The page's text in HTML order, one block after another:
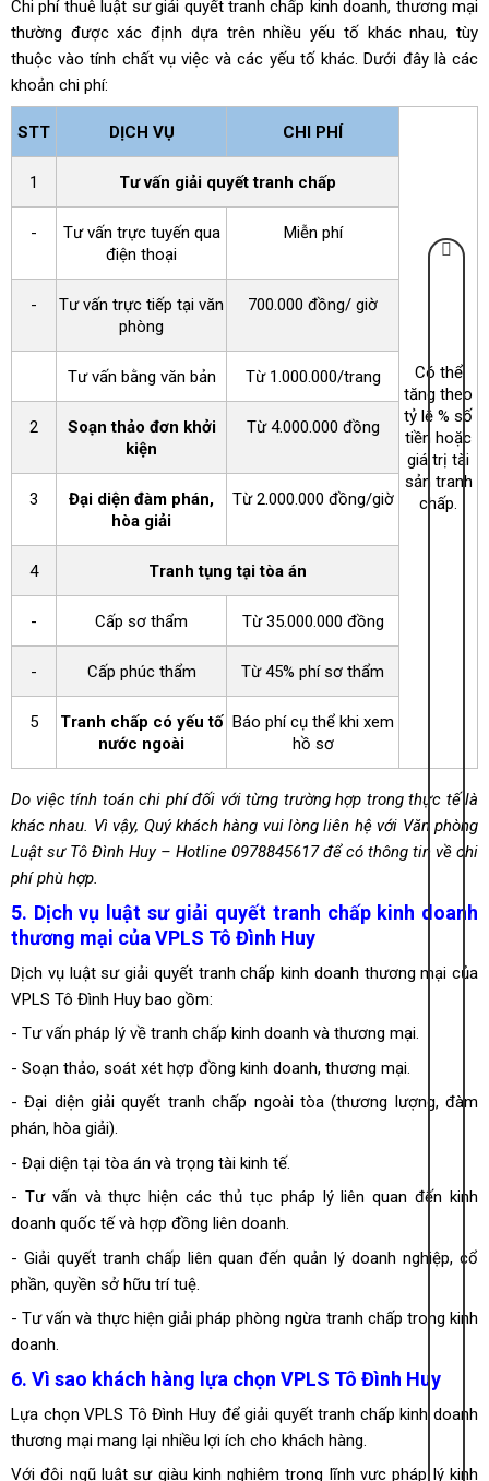
Chi phí thuê luật sư giải quyết tranh chấp kinh doanh, thương mại
thường được xác định dựa trên nhiều yếu tố khác nhau, tùy
thuộc vào tính chất vụ việc và các yếu tố khác. Dưới đây là các
khoản chi phí:
STT DỊCH VỤ CHI PHÍ
Có thể
tăng theo
tỷ lệ % số
tiền hoặc
giá trị tài
sản tranh
chấp.
1 Tư vấn giải quyết tranh chấp
-
Tư vấn trực tuyến qua
điện thoại
Miễn phí
-
Tư vấn trực tiếp tại văn
phòng
700.000 đồng/ giờ
Tư vấn bằng văn bản Từ 1.000.000/trang
2
Soạn thảo đơn khởi
kiện
Từ 4.000.000 đồng
3
Đại diện đàm phán,
hòa giải
Từ 2.000.000 đồng/giờ
4 Tranh tụng tại tòa án
- Cấp sơ thẩm Từ 35.000.000 đồng
- Cấp phúc thẩm Từ 45% phí sơ thẩm
5
Tranh chấp có yếu tố
nước ngoài
Báo phí cụ thể khi xem
hồ sơ
Do việc tính toán chi phí đối với từng trường hợp trong thực tế là
khác nhau. Vì vậy, Quý khách hàng vui lòng liên hệ với Văn phòng
Luật sư Tô Đình Huy – Hotline 0978845617 để có thông tin về chi
phí phù hợp.
5. Dịch vụ luật sư giải quyết tranh chấp kinh doanh
thương mại của VPLS Tô Đình Huy
Dịch vụ luật sư giải quyết tranh chấp kinh doanh thương mại của
VPLS Tô Đình Huy bao gồm:
- Tư vấn pháp lý về tranh chấp kinh doanh và thương mại.
- Soạn thảo, soát xét hợp đồng kinh doanh, thương mại.
- Đại diện giải quyết tranh chấp ngoài tòa (thương lượng, đàm
phán, hòa giải).
- Đại diện tại tòa án và trọng tài kinh tế.
- Tư vấn và thực hiện các thủ tục pháp lý liên quan đến kinh
doanh quốc tế và hợp đồng liên doanh.
- Giải quyết tranh chấp liên quan đến quản lý doanh nghiệp, cổ
phần, quyền sở hữu trí tuệ.
-Tư vấn và thực hiện giải pháp phòng ngừa tranh chấp trong kinh
doanh.
6. Vì sao khách hàng lựa chọn VPLS Tô Đình Huy
Lựa chọn VPLS Tô Đình Huy để giải quyết tranh chấp kinh doanh
thương mại mang lại nhiều lợi ích cho khách hàng.
Với đội ngũ luật sư giàu kinh nghiệm trong lĩnh vực pháp lý kinh